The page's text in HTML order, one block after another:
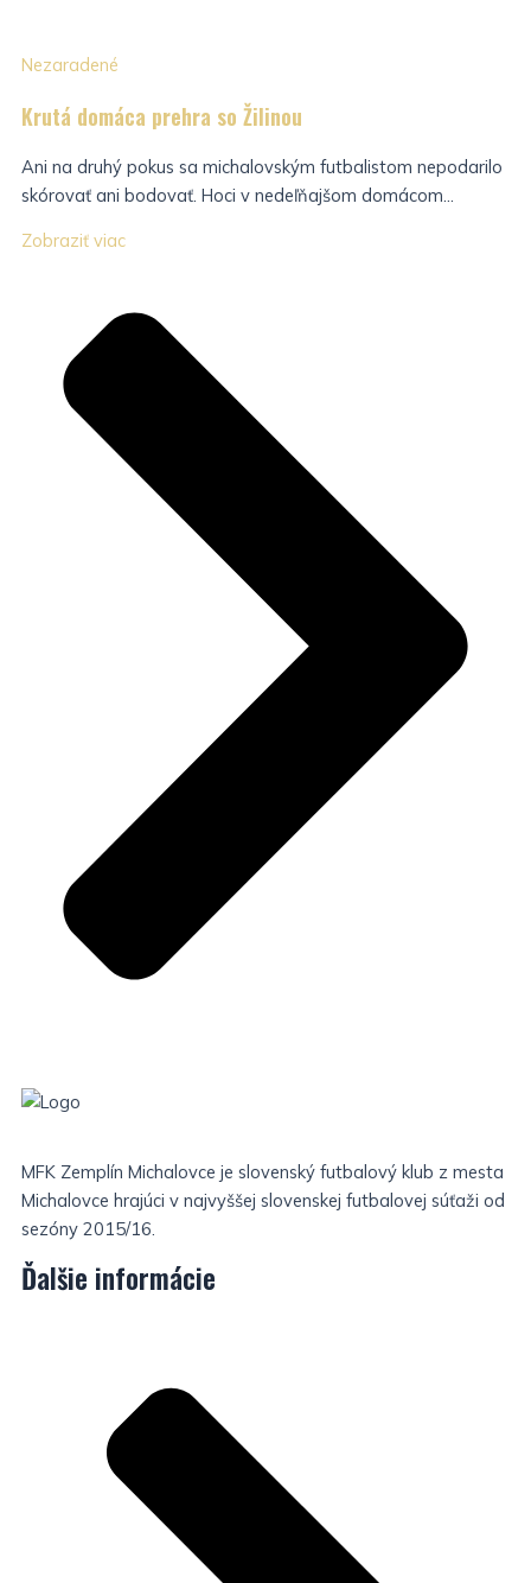
Nezaradené
Krutá domáca prehra so Žilinou
Ani na druhý pokus sa michalovským futbalistom nepodarilo
skórovať ani bodovať. Hoci v nedeľňajšom domácom...
Zobraziť viac
MFK Zemplín Michalovce je slovenský futbalový klub z mesta
Michalovce hrajúci v najvyššej slovenskej futbalovej súťaži od
sezóny 2015/16.
Ďalšie informácie